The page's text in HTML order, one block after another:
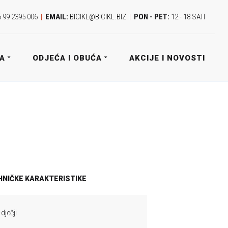
2395 006 | EMAIL: BICIKL@BICIKL.BIZ | PON - PET: 12 - 18 SATI
ODJEĆA I OBUĆA AKCIJE I NOVOSTI
KARAKTERISTIKE